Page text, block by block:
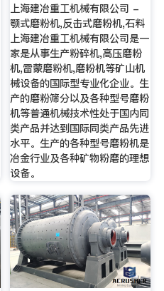
上海建冶重工机械有限公司 -
颚式磨粉机,反击式磨粉机,石料
上海建冶重工机械有限公司是一
家是从事生产粉碎机,高压磨粉
机,雷蒙磨粉机,磨粉机等矿山机
械设备的国际型专业化企业。生
产的磨粉筛分以及各种型号磨粉
机等普通机械技术性处于国内同
类产品并达到国际同类产品先进
水平。生产的各种型号磨粉机是
冶金行业及各种矿物粉磨的理想
设备。